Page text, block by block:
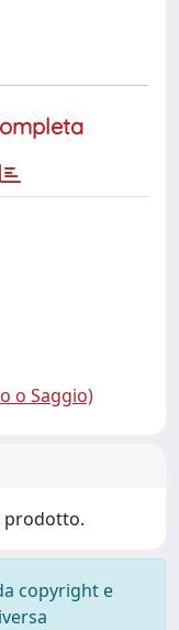
o Saggio)
prodotto.
copyright e